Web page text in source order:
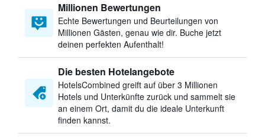
Millionen Bewertungen
Echte Bewertungen und Beurteilungen von
Millionen Gästen, genau wie dir. Buche jetzt
deinen perfekten Aufenthalt!
Die besten Hotelangebote
HotelsCombined greift auf über 3 Millionen
Hotels und Unterkünfte zurück und sammelt sie
an einem Ort, damit du die ideale Unterkunft
finden kannst.